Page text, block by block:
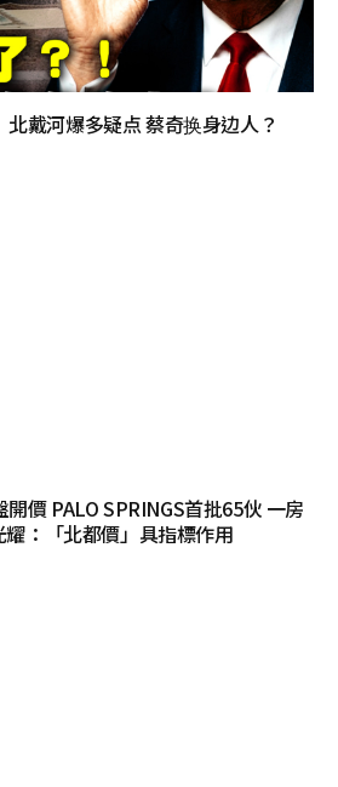
北戴河爆多疑点 蔡奇换身边人？
價 PALO SPRINGS首批65伙 一房
：「北都價」具指標作用